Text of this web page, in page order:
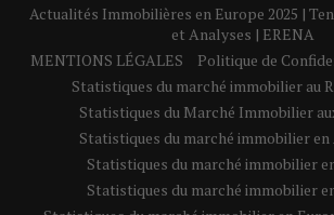
Actualités Immobilières en Europe 2025 |
et Analyses | ERENA
MENTIONS LÉGALES
Politique de
Statistiques du marché immobilier au
Statistiques du Marché Immobilier
Statistiques du marché immobilier
Statistiques du marché immobilier
Statistiques du marché immobilier